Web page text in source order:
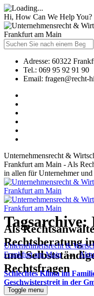
Hi, How Can We Help You?
Adresse: 60322
Tel.: 069 95 92 91 90
Email: fragen@recht-
Unternehmensrecht &
Frankfurt am Main - Als
in allen für Unternehmer
Als
Rechtsberatung
und
Rechtsfragen
Toggle menu
Tagsarchive:
Unternehmensrecht &
Frankfurt am Main →
Schlechtes Klima im
Geschwisterstreit in der